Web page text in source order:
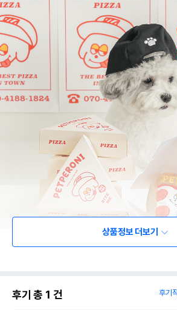
상품정보 더보기
후기 총 1 건 후기